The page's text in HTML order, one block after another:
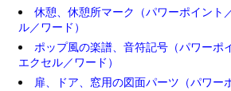
休憩、休憩所マーク（パワーポイント
ル／ワード）
ポップ風の楽譜、音符記号（パワーポ
エクセル／ワード）
扉、ドア、窓用の図面パーツ（パワー